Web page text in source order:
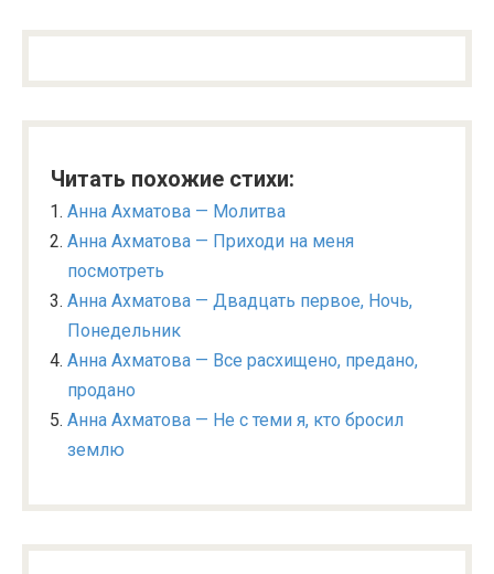
Читать похожие стихи:
Анна Ахматова — Молитва
Анна Ахматова — Приходи на меня
посмотреть
Анна Ахматова — Двадцать первое, Ночь,
Понедельник
Анна Ахматова — Все расхищено, предано,
продано
Анна Ахматова — Не с теми я, кто бросил
землю